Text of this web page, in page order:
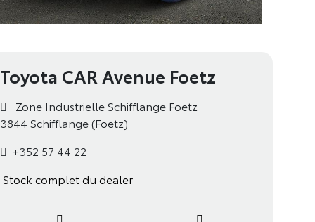
Toyota CAR Avenue Foetz
Zone Industrielle Schifflange Foetz
3844 Schifflange (Foetz)
+352 57 44 22
Stock complet du dealer